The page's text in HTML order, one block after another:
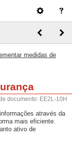
medidas de
documento: EE2L-10H
através da
mais eficiente.
ativo de